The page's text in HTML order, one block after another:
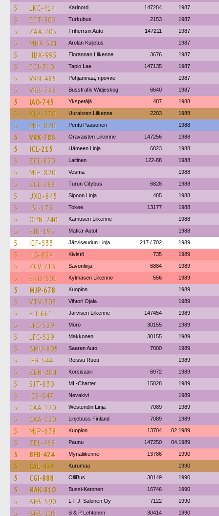
5 LKC-414 Karinord 147284 1987
5 EET-505 Turkubus 2153 1987
5 ZAA-705 Friherrsin Auto 147211 1987
5 MHX-321 Arolan Kuljetus 1987
5 HBX-995 Elorannan Liikenne 3676 1987
5 ECJ-310 Tapio Lae 147135 1987
5 VRN-485 Pohjanmaa, прочие 1987
5 VRB-748 Busstrafik Widjeskog 6640 1987
5 IAO-745 Ykspetäjä 487 1988
5 XLA-570 Uuraisten Liikenne 2203 1988
5 MJE-820 Pentti Paasonen 1988
5 VRK-785 Oravaisten Liikenne 147256 1988
5 ICL-215 Hämeen Linja 6823 1988
5 ZCL-820 Laitinen 122-88 1988
5 MJE-820 Vesma 1988
5 ZCL-288 Turun Citybus 6828 1988
5 UXB-845 Sipoon Linja 485 1988
5 IBJ-175 Tokee 13177 1988
5 OPN-240 Kamusen Liikenne 1988
5 EJU-195 Matka-Autot 1988
5 IEF-533 Järviseudun Linja 217 / 702 1989
5 ILG-824 Kivistö 735 1989
5 ZCV-713 Savonlinja 6884 1989
5 EKO-501 Kylmäsen Liikenne 556 1989
5 MJP-678 Kuopion 1989
5 VTV-303 Vihtori Ojala 1989
5 EIJ-661 Järvisen Liikenne 147454 1989
5 LFC-529 Mörö 30155 1989
5 LFC-529 Makkonen 30155 1989
5 BMU-805 Saaren Auto 7000 1989
5 IER-544 Reissu Ruoti 1989
5 ZEN-204 Korsisaari 6972 1989
5 SJT-830 ML-Charter 15828 1989
5 ICS-947 Nevakivi 1989
5 CAA-120 Westendin Linja 7089 1989
5 CAA-120 Linjebuss Finland 7089 1989
5 MJP-678 Kuopion 13704 02.1989
5 ZEL-468 Paunu 147250 04.1989
5 BFB-424 Mynäliikenne 13786 1990
5 CAL-439 Kurumaa 1990
5 CGI-888 OlliBus 30149 1990
5 NAK-810 Bussi-Ketonen 16746 1990
5 BFB-590 L-l. J. Salonen Oy 7122 1990
5 BFB-205 S & P Lehtonen 30414 1990